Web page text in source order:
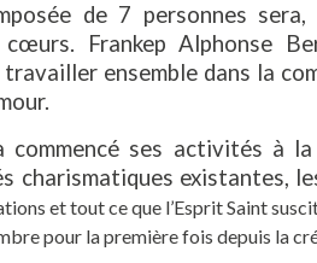
de 7 personnes
Frankep Alphonse
ensemble dans la
ses activités à
charismatiques existantes,
et tout ce que l’Esprit Saint
pour la première fois depuis la